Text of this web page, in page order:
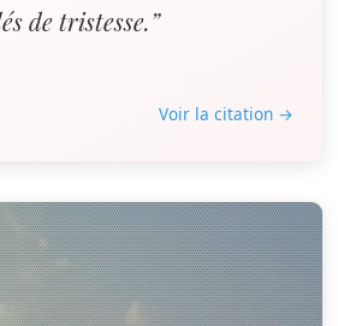
de tristesse.”
Voir la citation →